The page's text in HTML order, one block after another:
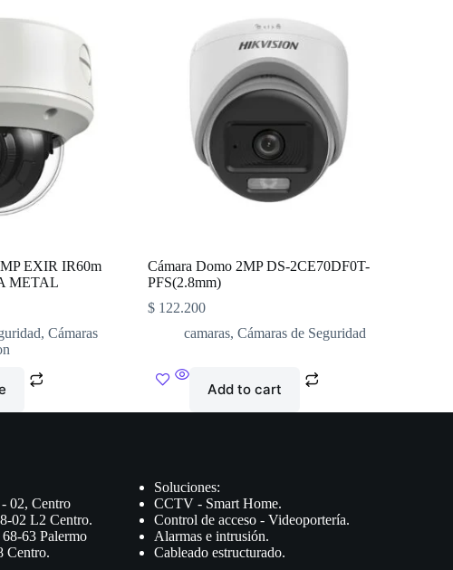
EXIR IR60m
METAL
, Cámaras
Cámara Domo 2MP DS-2CE70DF0T-
PFS(2.8mm)
$122.200
camaras, Cámaras de Seguridad
Add to cart
02, Centro
02 L2 Centro.
63 Palermo
Centro.
Soluciones:
CCTV - Smart Home.
Control de acceso - Videoportería.
Alarmas e intrusión.
Cableado estructurado.